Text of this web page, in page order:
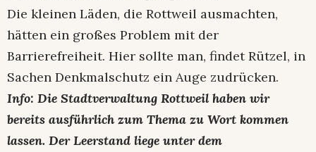
Die kleinen Läden, die Rottweil ausmachten,
hätten ein großes Problem mit der
Barrierefreiheit. Hier sollte man, findet Rützel, in
Sachen Denkmalschutz ein Auge zudrücken.
Info: Die Stadtverwaltung Rottweil haben wir
bereits ausführlich zum Thema zu Wort kommen
lassen. Der Leerstand liege unter dem